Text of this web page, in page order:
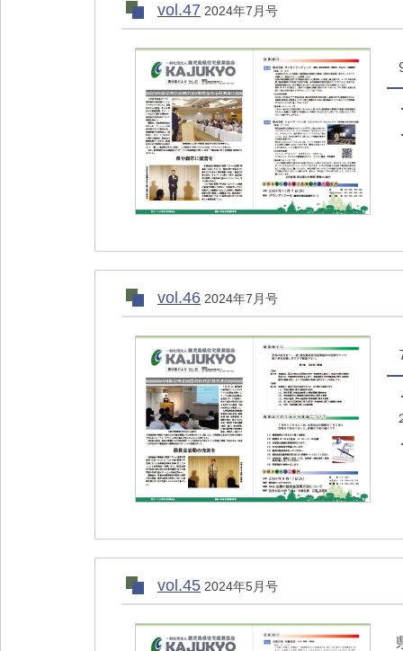
vol.47 2024年7月号
vol.46 2024年7月号
vol.45 2024年5月号